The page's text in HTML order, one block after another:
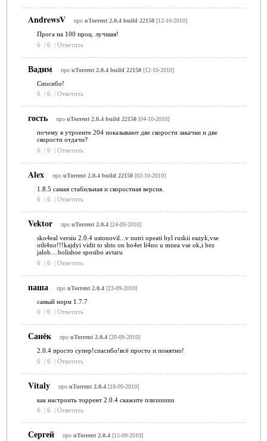
AndrewsV про uTorrent 2.0.4 build 22150[12-10-2010]
Прога на 100 проц. лучшая!
6
| 6 | Ответить
Вадим про uTorrent 2.0.4 build 22150[12-10-2010]
Спосибо!
6
| 6 | Ответить
гость про uTorrent 2.0.4 build 22150[04-10-2010]
почему в утроенте 204 показывают две скорости закачки и две
скорости отдачи?
6
| 6 | Ответить
Alex про uTorrent 2.0.4 build 22150[02-10-2010]
1.8.5 самая стабильная и скоростная версия.
6
| 6 | Ответить
Vektor про uTorrent 2.0.4[24-09-2010]
sko4eal versiu 2.0.4 ustonovil...v nutri opeati byl ruskii eazyk,vse
otli4no!!!kajdyi vidit to shto on ho4et li4no u mnea vse ok,i bez
jalob....bolishoe sposibo avtaru
6
| 6 | Ответить
паша про uTorrent 2.0.4[23-09-2010]
самый норм 1.7.7
6
| 6 | Ответить
Санёк про uTorrent 2.0.4[20-09-2010]
2.0.4 просто супер!спасибо!всё просто и понятно!
6
| 6 | Ответить
Vitaly про uTorrent 2.0.4[18-09-2010]
как настроить торрент 2.0.4 скажите плизззззззз
6
| 6 | Ответить
Сергей про uTorrent 2.0.4[15-09-2010]